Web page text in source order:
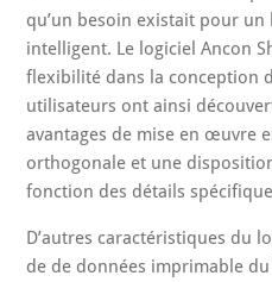
qu’un besoin existait pour
intelligent. Le logiciel Ancon
flexibilité dans la conception
utilisateurs ont ainsi
avantages de mise en œuvre
orthogonale et une
fonction des détails
D’autres caractéristiques du
de de données imprimable